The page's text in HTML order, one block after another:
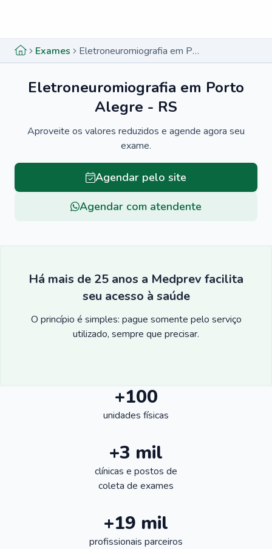
Exames Eletroneuromiografia em Porto Alegre - RS
Eletroneuromiografia em Porto
Alegre - RS
Aproveite os valores reduzidos e agende agora seu
exame.
Agendar pelo site
Agendar com atendente
Há mais de 25 anos a Medprev facilita
seu acesso à saúde
O princípio é simples: pague somente pelo serviço
utilizado, sempre que precisar.
+100
unidades físicas
+3 mil
clínicas e postos de
coleta de exames
+19 mil
profissionais parceiros